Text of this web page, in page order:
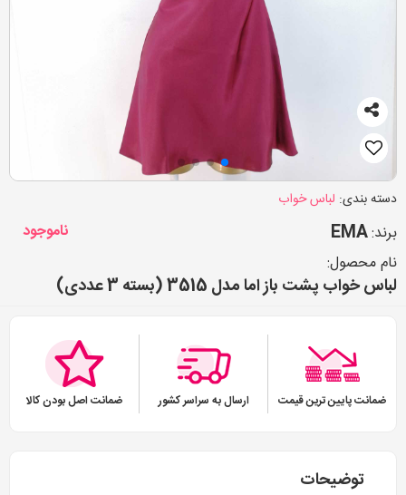
دسته بندی: لباس خواب
برند:EMA
ناموجود
نام محصول:
لباس خواب پشت باز اما مدل 3515 (بسته 3 عددی)
ضمانت پایین ترین قیمت ارسال به سراسر کشور ضمانت اصل بودن کالا
توضیحات